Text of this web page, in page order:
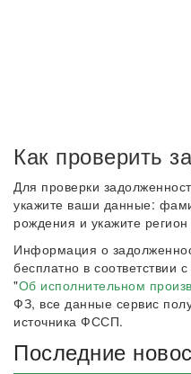
Как проверить
Для проверки
укажите ваши данные:
рождения и укажите
Информация о
бесплатно в соответствии
"Об исполнительном
ФЗ, все данные сервис
источника ФССП.
Последние